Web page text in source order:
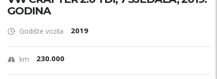
GODINA
Godište vozila 2019
km 230.000